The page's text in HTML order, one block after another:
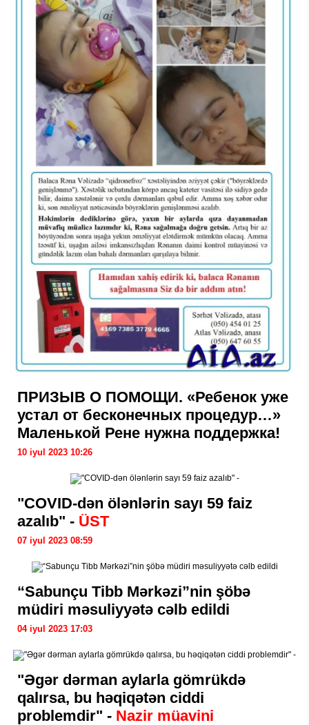
ПРИЗЫВ О ПОМОЩИ. «Ребенок уже
устал от бесконечных процедур…»
Маленькой Рене нужна поддержка!
10 iyul 2023 10:26
"COVID-dən ölənlərin sayı 59 faiz
azalıb" - ÜST
07 iyul 2023 08:59
“Sabunçu Tibb Mərkəzi”nin şöbə
müdiri məsuliyyətə cəlb edildi
04 iyul 2023 17:03
"Əgər dərman aylarla gömrükdə
qalırsa, bu həqiqətən ciddi
problemdir" - Nazir müavini